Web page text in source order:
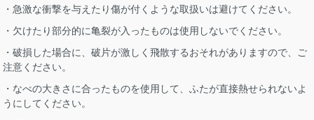
・急激な衝撃を与えたり傷が付くような取扱いは避けてください。
・欠けたり部分的に亀裂が入ったものは使用しないでください。
・破損した場合に、破片が激しく飛散するおそれがありますので、ご
注意ください。
・なべの大きさに合ったものを使用して、ふたが直接熱せられないよ
うにしてください。